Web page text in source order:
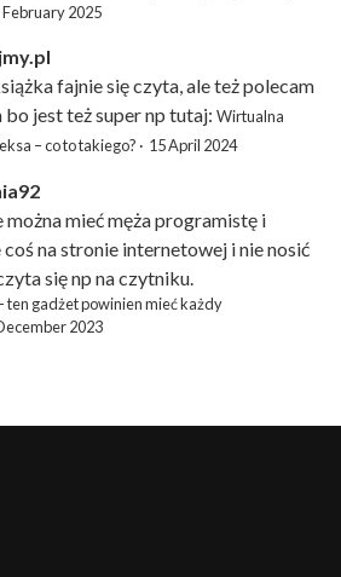
February 2025
fajnie się czyta, ale też polecam
jest też super np tutaj: Wirtualna
– co to takiego? · 15 April 2024
można mieć męża programistę i
na stronie internetowej i nie nosić
się np na czytniku.
ten gadżet powinien mieć każdy
2023